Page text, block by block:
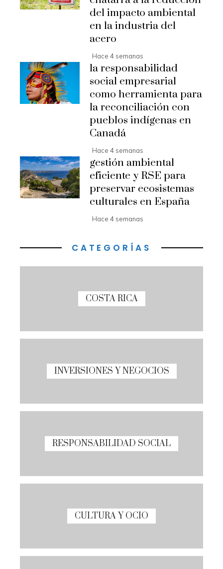
del impacto ambiental
en la industria del
acero
Hace 4 semanas
la responsabilidad
social empresarial
como herramienta para
la reconciliación con
pueblos indígenas en
Canadá
Hace 4 semanas
gestión ambiental
eficiente y RSE para
preservar ecosistemas
culturales en España
Hace 4 semanas
CATEGORÍAS
COSTA RICA
INVERSIONES Y NEGOCIOS
RESPONSABILIDAD SOCIAL
CULTURA Y OCIO